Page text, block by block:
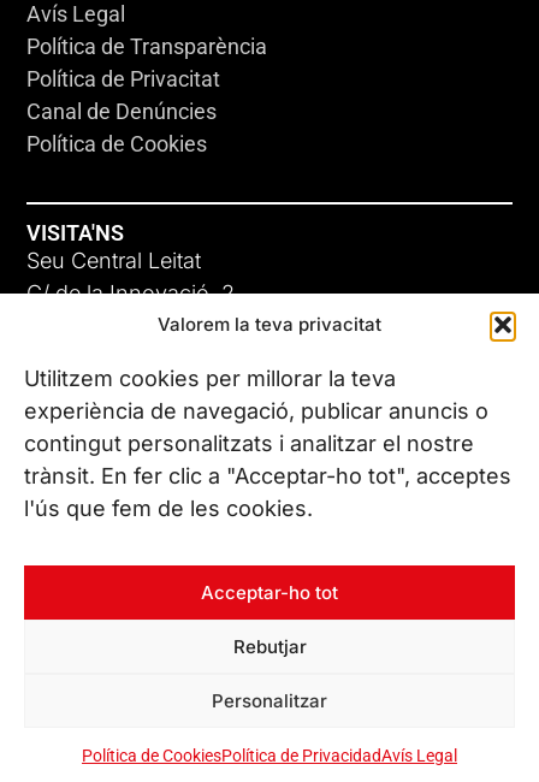
Valorem la teva privacitat
Utilitzem cookies per millorar la teva
experiència de navegació, publicar anuncis o
contingut personalitzats i analitzar el nostre
trànsit. En fer clic a "Acceptar-ho tot", acceptes
l'ús que fem de les cookies.
Acceptar-ho tot
Rebutjar
Personalitzar
Política de CookiesPolítica de PrivacidadAvís Legal
Avís Legal
Política de Transparència
Política de Privacitat
Canal de Denúncies
Política de Cookies
VISITA'NS
Seu Central Leitat
C/ de la Innovació, 2
08225 Terrassa, (Barcelona)
Coneix les nostres seus
CONTACTA’NS
Tel. (+34) 937 882 300